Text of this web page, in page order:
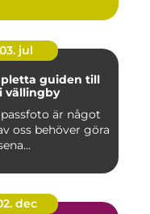
03. jul
guiden till
vällingby
är något
oss behöver göra
dec